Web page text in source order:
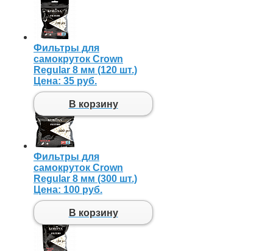
Фильтры для
самокруток Crown
Regular 8 мм (120 шт.)
Цена: 35 руб.
В корзину
Фильтры для
самокруток Crown
Regular 8 мм (300 шт.)
Цена: 100 руб.
В корзину